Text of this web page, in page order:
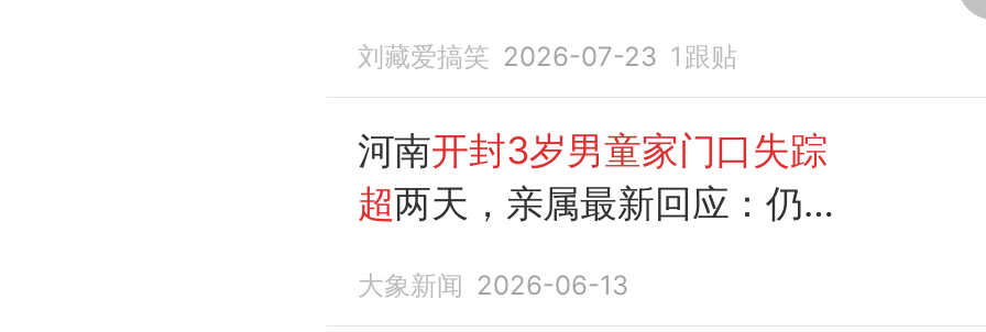
刘藏爱搞笑 2026-07-23 1 跟贴
河南开封3岁男童家门口失踪
超两天，亲属最新回应：仍无
位下河寻找
大象新闻 2026-06-13